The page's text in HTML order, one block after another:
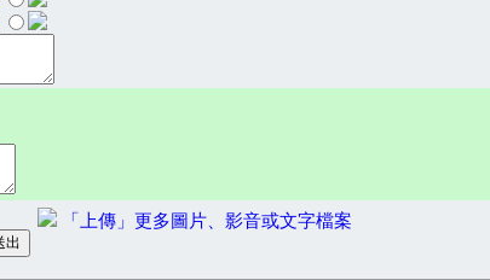
「上傳」更多圖片、影音或文字檔案